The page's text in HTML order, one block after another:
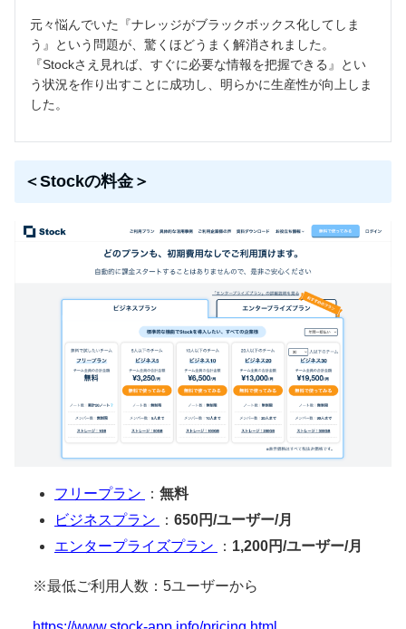
元々悩んでいた『ナレッジがブラックボックス化してしま
う』という問題が、驚くほどうまく解消されました。
『Stockさえ見れば、すぐに必要な情報を把握できる』とい
う状況を作り出すことに成功し、明らかに生産性が向上しま
した。
＜Stockの料金＞
フリープラン ： 無料
ビジネスプラン
： 650円/ユーザー/月
エンタープライズプラン
： 1,200円/ユーザー/月
※最低ご利用人数：5ユーザーから